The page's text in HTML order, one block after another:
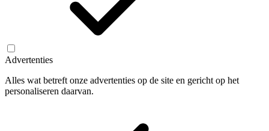
Advertenties
Alles wat betreft onze advertenties op de site en gericht op het
personaliseren daarvan.